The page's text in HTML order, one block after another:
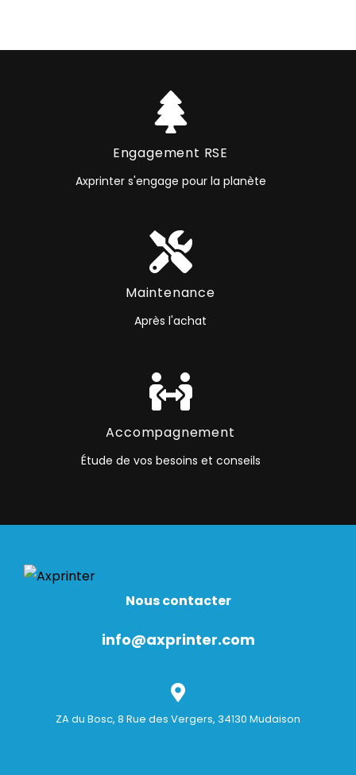
Engagement RSE
Axprinter s'engage pour la planète
Maintenance
Après l'achat
Accompagnement
Étude de vos besoins et conseils
Nous contacter
info@axprinter.com
ZA du Bosc, 8 Rue des Vergers, 34130 Mudaison